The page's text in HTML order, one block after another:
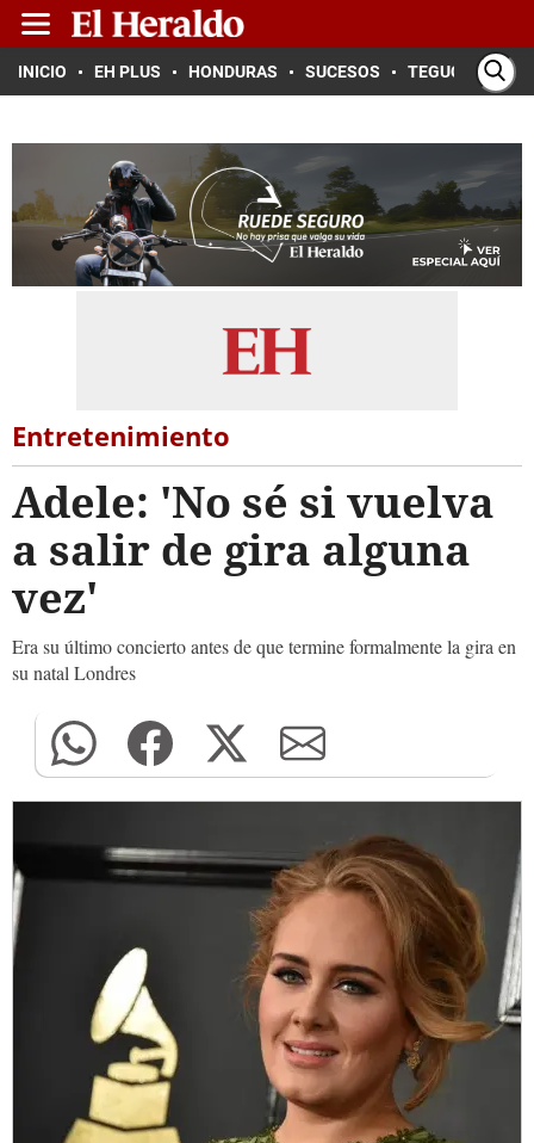
INICIO EH PLUS HONDURAS SUCESOS TEGUCIGALPA
Entretenimiento
Adele: 'No sé si vuelva
a salir de gira alguna
vez'
Era su último concierto antes de que termine formalmente la gira en
su natal Londres